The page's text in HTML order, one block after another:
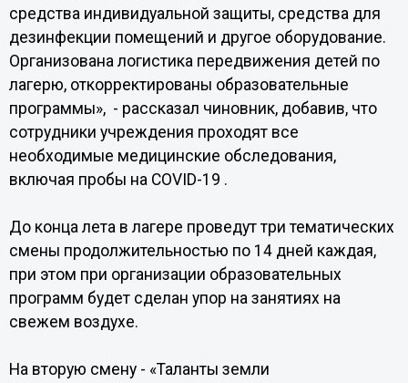
средства индивидуальной защиты, средства для
дезинфекции помещений и другое оборудование.
Организована логистика передвижения детей по
лагерю, откорректированы образовательные
программы», - рассказал чиновник, добавив, что
сотрудники учреждения проходят все
необходимые медицинские обследования,
включая пробы на COVID-19 .
До конца лета в лагере проведут три тематических
смены продолжительностью по 14 дней каждая,
при этом при организации образовательных
программ будет сделан упор на занятиях на
свежем воздухе.
На вторую смену - «Таланты земли